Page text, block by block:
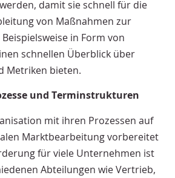
damit sie schnell für die
von Maßnahmen zur
in Form von
schnellen Überblick über
Metriken bieten.
und Terminstrukturen
mit ihren Prozessen auf
Marktbearbeitung vorbereitet
für viele Unternehmen ist
Abteilungen wie Vertrieb,